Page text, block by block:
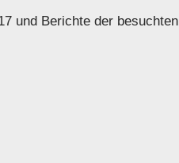
und Berichte der besuchten